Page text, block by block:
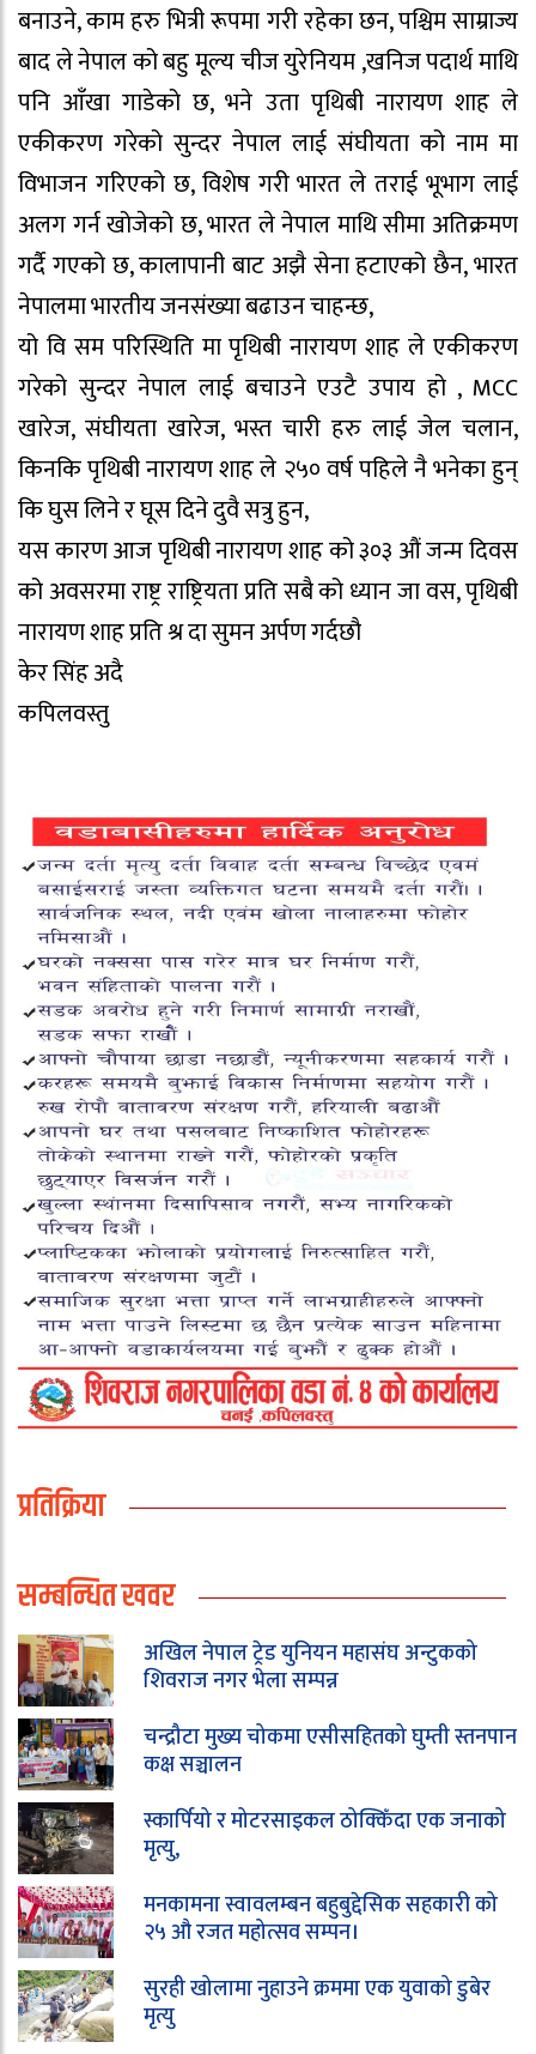
बनाउने, काम हरु भित्री रूपमा गरी रहेका छन, पश्चिम साम्राज्य
बाद ले नेपाल को बहु मूल्य चीज युरेनियम ,खनिज पदार्थ माथि
पनि आँखा गाडेको छ, भने उता पृथिबी नारायण शाह ले
एकीकरण गरेको सुन्दर नेपाल लाई संघीयता को नाम मा
विभाजन गरिएको छ, विशेष गरी भारत ले तराई भूभाग लाई
अलग गर्न खोजेको छ, भारत ले नेपाल माथि सीमा अतिक्रमण
गर्दै गएको छ, कालापानी बाट अझै सेना हटाएको छैन, भारत
नेपालमा भारतीय जनसंख्या बढाउन चाहन्छ,
यो वि सम परिस्थिति मा पृथिबी नारायण शाह ले एकीकरण
गरेको सुन्दर नेपाल लाई बचाउने एउटै उपाय हो , MCC
खारेज, संघीयता खारेज, भस्त चारी हरु लाई जेल चलान,
किनकि पृथिबी नारायण शाह ले २५० वर्ष पहिले नै भनेका हुन्
कि घुस लिने र घूस दिने दुवै सत्रु हुन,
यस कारण आज पृथिबी नारायण शाह को ३०३ औं जन्म दिवस
को अवसरमा राष्ट्र राष्ट्रियता प्रति सबै को ध्यान जा वस, पृथिबी
नारायण शाह प्रति श्र दा सुमन अर्पण गर्दछौ
केर सिंह अदै
कपिलवस्तु
प्रतिक्रिया
सम्बन्धित खवर
अखिल नेपाल ट्रेड युनियन महासंघ अन्टुकको
शिवराज नगर भेला सम्पन्न
चन्द्रौटा मुख्य चोकमा एसीसहितको घुम्ती स्तनपान
कक्ष सञ्चालन
स्कार्पियो र मोटरसाइकल ठोक्किँदा एक जनाको
मृत्यु,
मनकामना स्वावलम्बन बहुबुद्देसिक सहकारी को
२५ औ रजत महोत्सव सम्पन।
सुरही खोलामा नुहाउने क्रममा एक युवाको डुबेर
मृत्यु